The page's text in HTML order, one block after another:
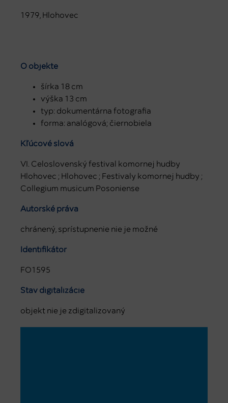
1979, Hlohovec
O objekte
šírka 18 cm
výška 13 cm
typ: dokumentárna fotografia
forma: analógová; čiernobiela
Kľúčové slová
VI. Celoslovenský festival komornej hudby
Hlohovec ; Hlohovec ; Festivaly komornej hudby ;
Collegium musicum Posoniense
Autorské práva
chránený, sprístupnenie nie je možné
Identifikátor
FO1595
Stav digitalizácie
objekt nie je zdigitalizovaný